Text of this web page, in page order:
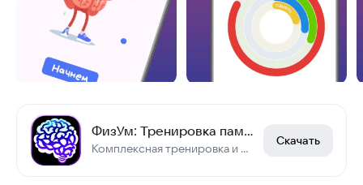
ФизУм: Тренировка памяти
Комплексная тренировка и развитие памяти с трекером дневной активности
Скачать